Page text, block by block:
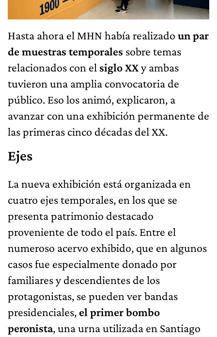
Hasta ahora el MHN había realizado un par
de muestras temporales sobre temas
relacionados con el siglo XXy ambas
tuvieron una amplia convocatoria de
público. Eso los animó, explicaron, a
avanzar con una exhibición permanente de
las primeras cinco décadas del XX.
Ejes
La nueva exhibición está organizada en
cuatro ejes temporales, en los que se
presenta patrimonio destacado
proveniente de todo el país. Entre el
numeroso acervo exhibido, que en algunos
casos fue especialmente donado por
familiares y descendientes de los
protagonistas, se pueden ver bandas
presidenciales, el primer bombo
peronista, una urna utilizada en Santiago